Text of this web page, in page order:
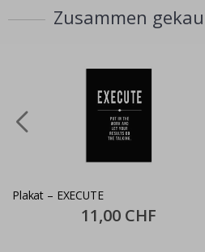
Zusammen
Plakat – EXECUTE
Special
Price
11,00 CHF